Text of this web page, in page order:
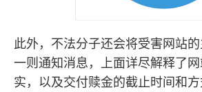
此外，不法分子还会将受害网站
一则通知消息，上面详尽解释了
实，以及交付赎金的截止时间和